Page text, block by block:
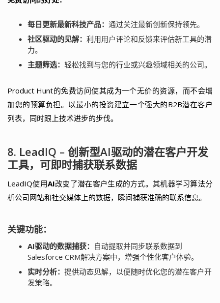
每日更新最新科技产品： 通过关注最新创新保持领先。
社区驱动的见解： 利用用户评论和反馈来评估新工具的潜
力。
主题筛选： 轻松找到与您的行业或兴趣领域相关的公司。
Product Hunt的免费访问使其成为一个无价的资源，而不会增
加您的预算负担。以最小的投资建立一个强大的B2B潜在客户
列表，同时跟上技术进步的步伐。
8. LeadIQ – 创新型AI驱动的潜在客户开发
工具，可即时捕获联系数据
LeadIQ使用AI改变了潜在客户生成的方式。其机器学习算法分
析公司网站和社交媒体上的数据，瞬间捕获准确的联系信息。
关键功能：
AI驱动的数据捕获： 自动提取并同步联系数据到
Salesforce CRM解决方案中，增强个性化客户体验。
实时分析： 提供动态见解，以便随时优化您的潜在客户开
发策略。